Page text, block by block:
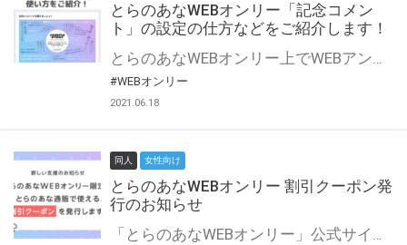
とらのあなWEBオンリー「記念コメン
ト」の設定の仕方などをご紹介します！
とらのあなWEBオンリー上でWEBアンソロジーが作成できる「記念コメント」について、その使い方や作成手順を解説します！ 支援タイプを「サークル参加型」「サークル参加型・マルシェ(イベント会場)機能付き」でお申し込みいただいている主催者様はぜひご活用ください♪ とらのあなWEBオンリーサイトはこちら
#WEBオンリー
2021.06.18
同人 女性向け
とらのあなWEBオンリー 割引クーポン発
行のお知らせ
「とらのあなWEBオンリー」公式サイトでとらのあな通販の「割引クーポン」を配布中！ イベントごとに開催当日限定で使える割引クーポンのシリアルコードを発行します。 とらのあなWEBオンリーのページをチェックして、イベント当日にお得にお買い物を楽しみましょう♪ ※本キャンペーンは予告なく終了する場合がございます。 とらのあなWEBオンリーサイトはこちら